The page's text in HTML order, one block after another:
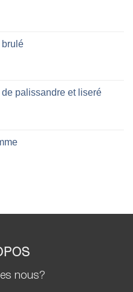
brulé
palissandre et liseré
nous?